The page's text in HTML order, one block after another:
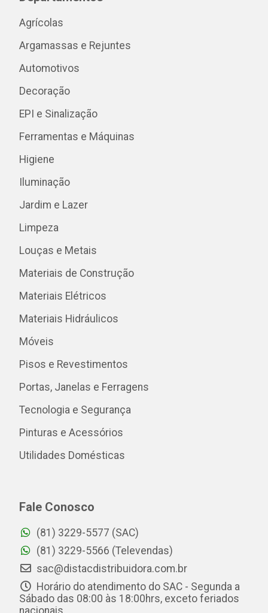
Agrícolas
Argamassas e Rejuntes
Automotivos
Decoração
EPI e Sinalização
Ferramentas e Máquinas
Higiene
Iluminação
Jardim e Lazer
Limpeza
Louças e Metais
Materiais de Construção
Materiais Elétricos
Materiais Hidráulicos
Móveis
Pisos e Revestimentos
Portas, Janelas e Ferragens
Tecnologia e Segurança
Pinturas e Acessórios
Utilidades Domésticas
Fale Conosco
(81) 3229-5577 (SAC)
(81) 3229-5566 (Televendas)
sac@distacdistribuidora.com.br
Horário do atendimento do SAC - Segunda a
Sábado das 08:00 às 18:00hrs, exceto feriados
nacionais.